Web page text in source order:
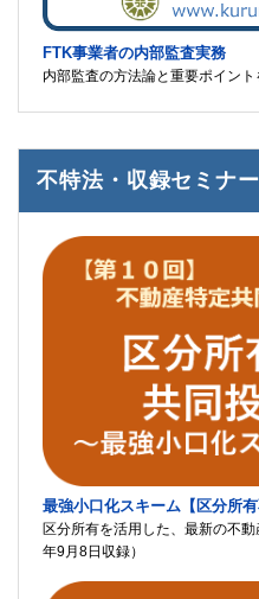
FTK事業者の内部監査実務
内部監査の方法論と重要ポイント
不特法・収録セミナー
最強小口化スキーム【区分所有
区分所有を活用した、最新の不
年9月8日収録）